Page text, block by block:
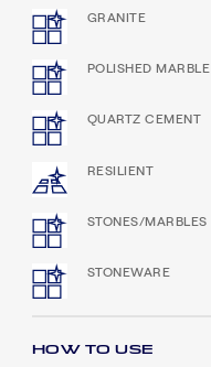
GRANITE
POLISHED MARBLE
QUARTZ CEMENT
RESILIENT
STONES/MARBLES
STONEWARE
HOW TO USE